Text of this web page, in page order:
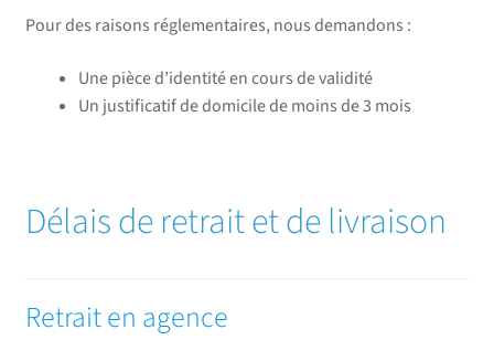
Pour des raisons réglementaires, nous demandons :
Une pièce d’identité en cours de validité
Un justificatif de domicile de moins de 3 mois
Délais de retrait et de livraison
Retrait en agence